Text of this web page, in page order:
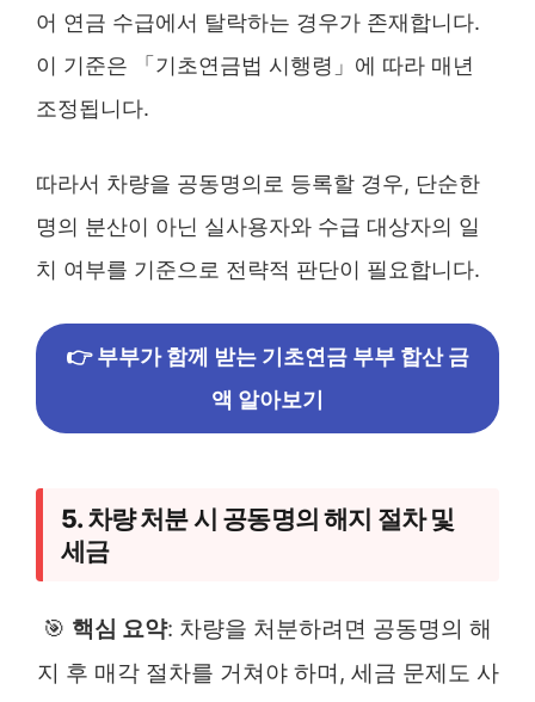
어 연금 수급에서 탈락하는 경우가 존재합니다.
이 기준은 「기초연금법 시행령」에 따라 매년
조정됩니다.
따라서 차량을 공동명의로 등록할 경우, 단순한
명의 분산이 아닌 실사용자와 수급 대상자의 일
치 여부를 기준으로 전략적 판단이 필요합니다.
👉 부부가 함께 받는 기초연금 부부 합산 금
액 알아보기
5. 차량 처분 시 공동명의 해지 절차 및
세금
🎯 핵심 요약: 차량을 처분하려면 공동명의 해
지 후 매각 절차를 거쳐야 하며, 세금 문제도 사